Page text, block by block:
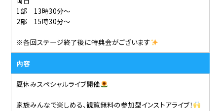
1部 13時30分〜
2部 15時30分〜
※各回ステージ終了後に特典会がございます
内容
夏休みスペシャルライブ開催
家族みんなで楽しめる、観覧無料の参加型インストアライブ！